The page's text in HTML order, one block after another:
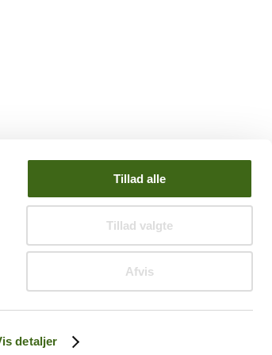
detaljer
Tillad alle
Tillad valgte
Afvis